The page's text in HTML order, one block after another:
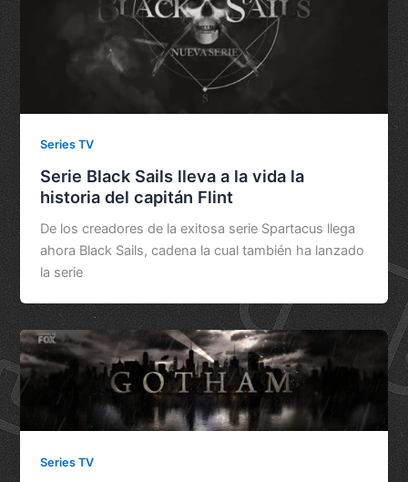
Series TV
Serie Black Sails lleva a la vida la
historia del capitán Flint
De los creadores de la exitosa serie Spartacus llega
ahora Black Sails, cadena la cual también ha lanzado
la serie
Series TV